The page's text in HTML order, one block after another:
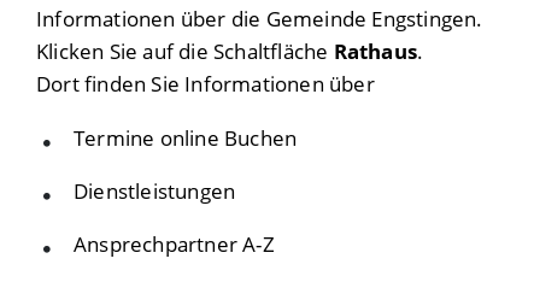
Informationen über die Gemeinde Engstingen.
Klicken Sie auf die Schaltfläche Rathaus.
Dort finden Sie Informationen über
Termine online Buchen
Dienstleistungen
Ansprechpartner A-Z